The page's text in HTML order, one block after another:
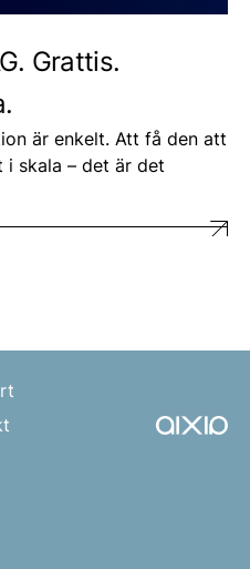
Grattis.
är enkelt. Att få den att
i skala – det är det